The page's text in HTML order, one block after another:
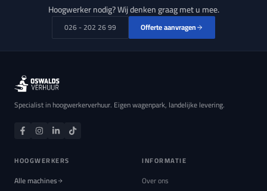
Hoogwerker nodig? Wij denken graag met u mee.
026 - 202 26 99 Offerte aanvragen
Specialist in hoogwerkerverhuur. Eigen wagenpark, landelijke levering.
HOOGWERKERS
Alle machines
INFORMATIE
Over ons